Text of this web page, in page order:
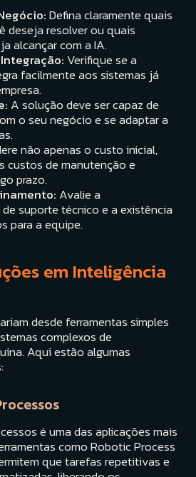
Defina claramente quais
deseja resolver ou quais
alcançar com a IA.
Verifique se a
facilmente aos sistemas já
A solução deve ser capaz de
o seu negócio e se adaptar a
não apenas o custo inicial,
custos de manutenção e
prazo.
Avalie a
suporte técnico e a existência
para a equipe.
em Inteligência
desde ferramentas simples
complexos de
Aqui estão algumas
é uma das aplicações mais
como Robotic Process
que tarefas repetitivas e